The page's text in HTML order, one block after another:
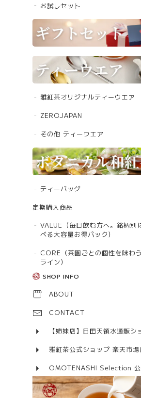
お試しセット
雅紅茶オリジナルティーウエア
ZEROJAPAN
その他 ティーウエア
ティーバッグ
定期購入商品
VALUE（毎日飲む方へ。銘柄別
べる大容量お得パック）
CORE（茶園ごとの個性を味わ
ライン）
SHOP INFO
ABOUT
CONTACT
【姉妹店】日田天領水通販シ
雅紅茶公式ショップ 楽天市場
OMOTENASHI Selection